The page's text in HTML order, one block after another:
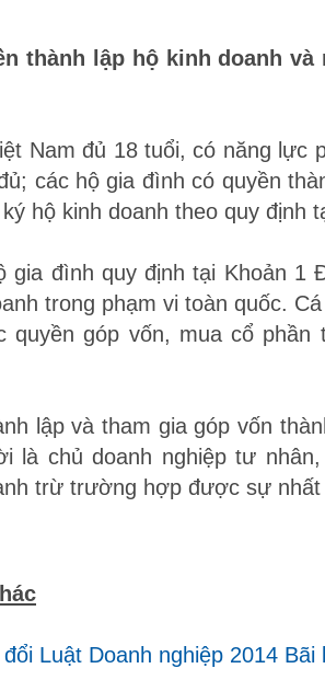
thành lập hộ kinh doanh
Nam đủ 18 tuổi, có năng lực
các hộ gia đình có quyền
hộ kinh doanh theo quy định
gia đình quy định tại Khoản 1
trong phạm vi toàn quốc.
quyền góp vốn, mua cổ phần
lập và tham gia góp vốn
là chủ doanh nghiệp tư
trừ trường hợp được sự
Luật Doanh nghiệp 2014